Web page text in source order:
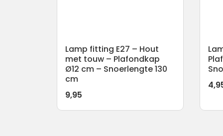
Lamp fitting E27 – Hout
met touw – Plafondkap
Ø12 cm – Snoerlengte 130
cm
9,95